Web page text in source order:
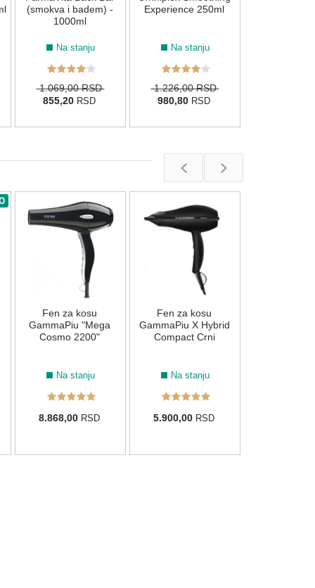
(smokva i badem) -
1000ml
Na stanju
1.069,00 RSD
855,20 RSD
Experience 250ml
Na stanju
1.226,00 RSD
980,80 RSD
Fen za kosu
GammaPiu "Mega
Cosmo 2200"
Na stanju
8.868,00 RSD
Fen za kosu
GammaPiu X Hybrid
Compact Crni
Na stanju
5.900,00 RSD